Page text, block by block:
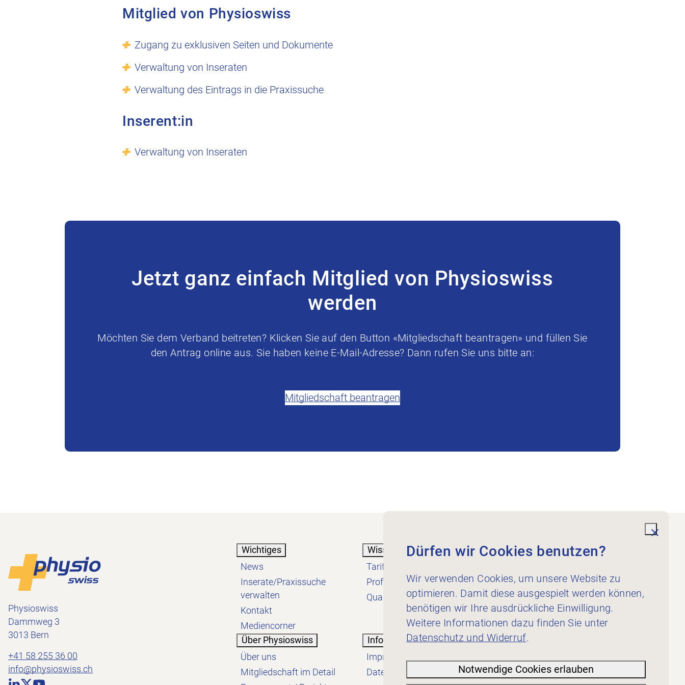
Mitglied von Physioswiss
Zugang zu exklusiven Seiten und Dokumente
Verwaltung von Inseraten
Verwaltung des Eintrags in die Praxissuche
Inserent:in
Verwaltung von Inseraten
Jetzt ganz einfach Mitglied von Physioswiss
werden
Möchten Sie dem Verband beitreten? Klicken Sie auf den Button «Mitgliedschaft beantragen» und füllen Sie
den Antrag online aus. Sie haben keine E-Mail-Adresse? Dann rufen Sie uns bitte an:
Mitgliedschaft beantragen
Footer
Physioswiss
Dammweg 3
3013 Bern
+41 58 255 36 00
info@physioswiss.ch
Wichtiges
News
Inserate/Praxissuche
verwalten
Kontakt
Mediencorner
Wissen
Tarif
Profession
Qualität
Dienstleistungen
Für Inserent:innen
Über Physioswiss
Über uns
Mitgliedschaft im Detail
Informatives
Impressum
Datenschutzerklärung
Dürfen wir Cookies benutzen?
Wir verwenden Cookies, um unsere Website zu
optimieren. Damit diese ausgespielt werden können,
benötigen wir Ihre ausdrückliche Einwilligung.
Weitere Informationen dazu finden Sie unter
Datenschutz und Widerruf.
Notwendige Cookies erlauben